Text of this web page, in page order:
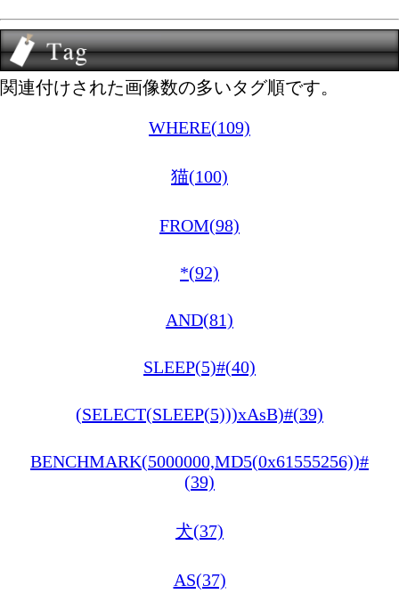
関連付けされた画像数の多いタグ順です。
WHERE(109)
猫(100)
FROM(98)
*(92)
AND(81)
SLEEP(5)#(40)
(SELECT(SLEEP(5)))xAsB)#(39)
BENCHMARK(5000000,MD5(0x61555256))#
(39)
犬(37)
AS(37)